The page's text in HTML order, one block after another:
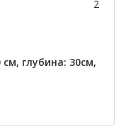
2
см, глубина: 30см,